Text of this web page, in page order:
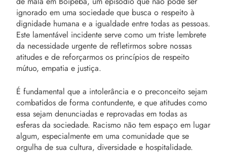
ignorado em uma sociedade que busca o respeito à
dignidade humana e a igualdade entre todas as pessoas.
Este lamentável incidente serve como um triste lembrete
da necessidade urgente de refletirmos sobre nossas
atitudes e de reforçarmos os princípios de respeito
mútuo, empatia e justiça.
É fundamental que a intolerância e o preconceito sejam
combatidos de forma contundente, e que atitudes como
essa sejam denunciadas e reprovadas em todas as
esferas da sociedade. Racismo não tem espaço em lugar
algum, especialmente em uma comunidade que se
orgulha de sua cultura, diversidade e hospitalidade.